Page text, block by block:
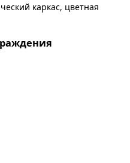
каркас, цветная